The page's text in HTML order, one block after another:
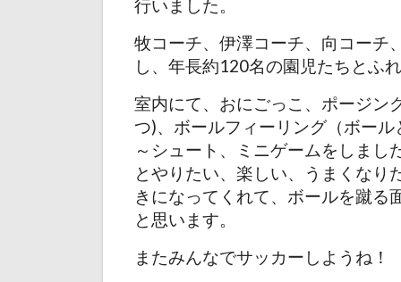
行いました。
牧コーチ、伊澤コーチ、向コーチ
し、年長約120名の園児たちとふ
室内にて、おにごっこ、ポージン
つ)、ボールフィーリング（ボー
～シュート、ミニゲームをしまし
とやりたい、楽しい、うまくなり
きになってくれて、ボールを蹴る
と思います。
またみんなでサッカーしようね！